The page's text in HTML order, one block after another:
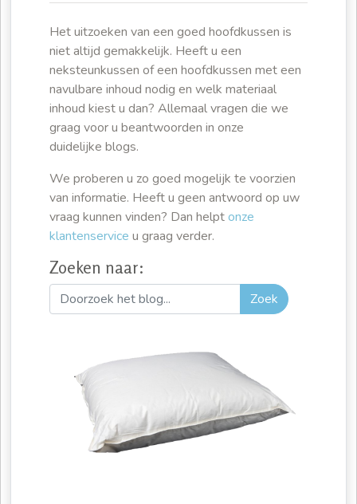
Het uitzoeken van een goed hoofdkussen is
niet altijd gemakkelijk. Heeft u een
neksteunkussen of een hoofdkussen met een
navulbare inhoud nodig en welk materiaal
inhoud kiest u dan? Allemaal vragen die we
graag voor u beantwoorden in onze
duidelijke blogs.
We proberen u zo goed mogelijk te voorzien
van informatie. Heeft u geen antwoord op uw
vraag kunnen vinden? Dan helptonze
klantenservice u graag verder.
Zoeken naar:
Zoek